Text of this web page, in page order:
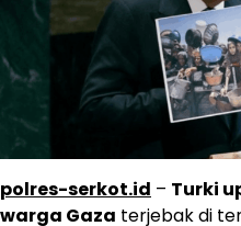
polres-serkot.id – Turki
warga Gaza terjebak di